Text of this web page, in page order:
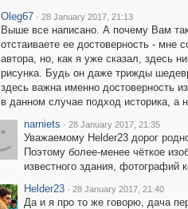
Oleg67 · 28 January 2017, 21:13
Выше все написано. А почему Вам
отстаиваете ее достоверность - мне
автора, но, как я уже сказал, здесь
рисунка. Будь он даже трижды
здесь важна именно достоверность
в данном случае подход историка, а
narniets · 28 January 2017, 21:35
Уважаемому Helder23 дорог
Поэтому более-менее чёткое
известного здания, фотографий
Helder23 · 28 January 2017, 21:40
Да и я про то же говорю, дача